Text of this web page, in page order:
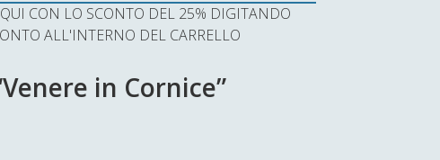
CON LO SCONTO DEL 25% DIGITANDO
ALL'INTERNO DEL CARRELLO
in Cornice”